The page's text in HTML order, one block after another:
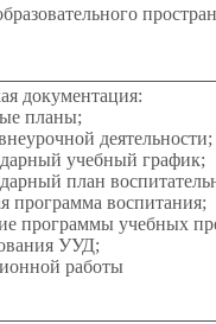
документация:
планы;
деятельности;
учебный график;
план
программа воспитания;
программы учебных
УУД;
работы